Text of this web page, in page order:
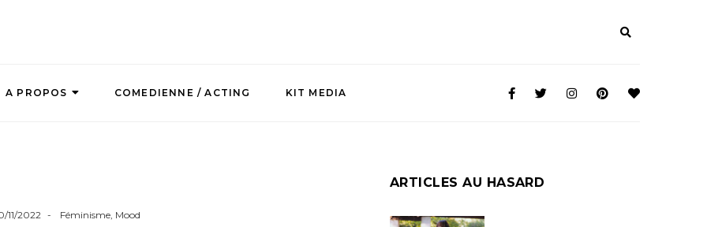
A PROPOS COMEDIENNE / ACTING KIT MEDIA
11/2022 Féminisme, Mood
ARTICLES AU HASARD